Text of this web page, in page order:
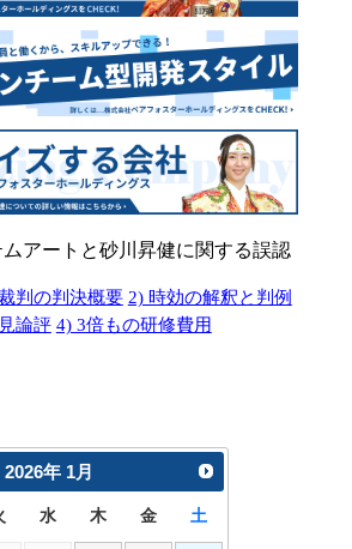
アートと砂川昇健に関する誤認
判の判決概要 2) 時効の解釈と判例
論評 4) 3倍もの研修費用
2026年 1月
水 木 金 土